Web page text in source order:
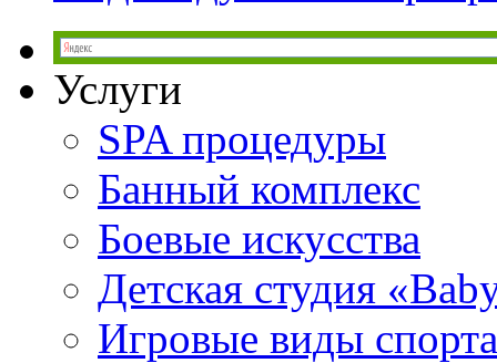
Услуги
SPA процедуры
Банный комплекс
Боевые искусства
Детская студия
Игровые виды спорта